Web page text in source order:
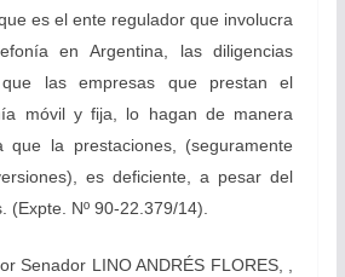
es el ente regulador que involucra
en Argentina, las diligencias
que las empresas que prestan el
móvil y fija, lo hagan de manera
que la prestaciones, (seguramente
es deficiente, a pesar del
(Expte. Nº 90-22.379/14).
Senador LINO ANDRÉS FLORES, ,